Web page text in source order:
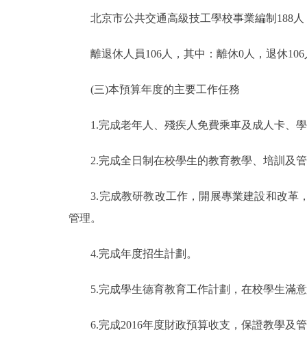
ENGLISH
北京市公共交通高級技工學校事業編制188人
離退休人員106人，其中：離休0人，退休106
(三)本預算年度的主要工作任務
1.完成老年人、殘疾人免費乘車及成人卡、學
2.完成全日制在校學生的教育教學、培訓及管
3.完成教研教改工作，開展專業建設和改革，
管理。
4.完成年度招生計劃。
5.完成學生德育教育工作計劃，在校學生滿意
6.完成2016年度財政預算收支，保證教學及